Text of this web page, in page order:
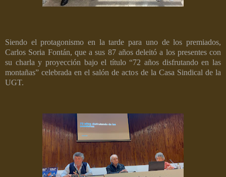
Siendo el protagonismo en la tarde para uno de los premiados,
Carlos Soria Fontán, que a sus 87 años deleitó a los presentes con
su charla y proyección bajo el título “72 años disfrutando en las
montañas” celebrada en el salón de actos de la Casa Sindical de la
UGT.